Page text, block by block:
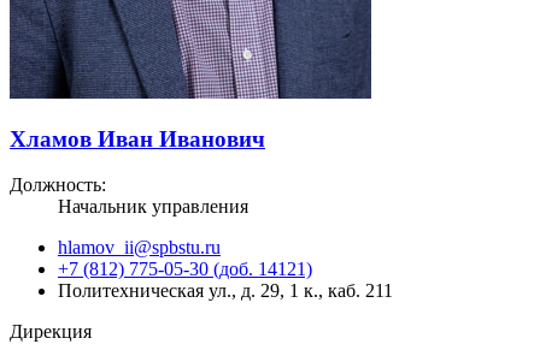
Хламов Иван Иванович
Должность:
Начальник управления
hlamov_ii@spbstu.ru
+7 (812) 775-05-30 (доб. 14121)
Политехническая ул., д. 29, 1 к., каб. 211
Дирекция